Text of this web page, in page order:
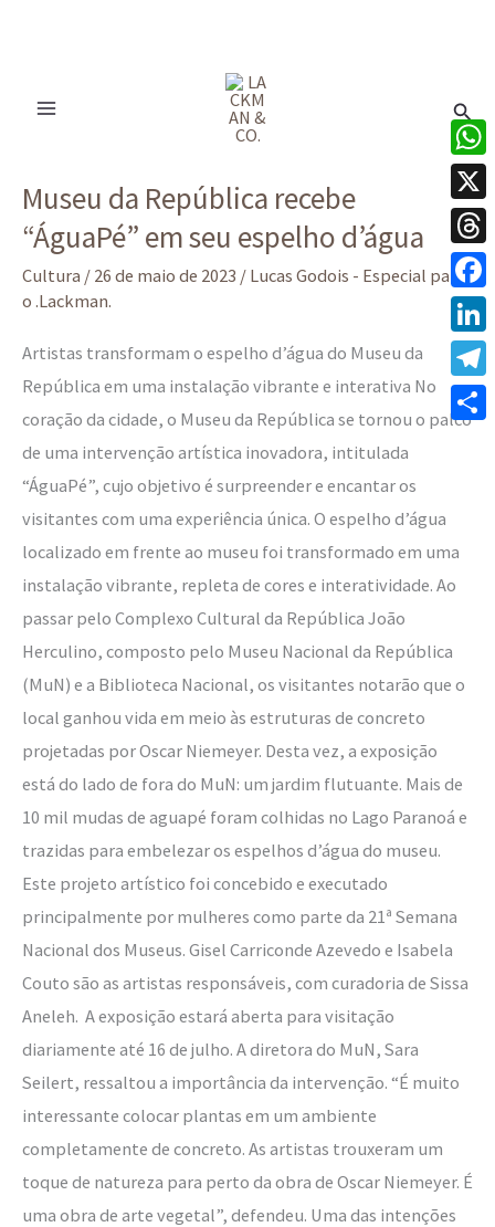
Museu da República recebe
“ÁguaPé” em seu espelho d’água
Cultura / 26 de maio de 2023 / Lucas Godois - Especial para
o .Lackman.
Artistas transformam o espelho d’água do Museu da
República em uma instalação vibrante e interativa No
coração da cidade, o Museu da República se tornou o palco
de uma intervenção artística inovadora, intitulada
“ÁguaPé”, cujo objetivo é surpreender e encantar os
visitantes com uma experiência única. O espelho d’água
localizado em frente ao museu foi transformado em uma
instalação vibrante, repleta de cores e interatividade. Ao
passar pelo Complexo Cultural da República João
Herculino, composto pelo Museu Nacional da República
(MuN) e a Biblioteca Nacional, os visitantes notarão que o
local ganhou vida em meio às estruturas de concreto
projetadas por Oscar Niemeyer. Desta vez, a exposição
está do lado de fora do MuN: um jardim flutuante. Mais de
10 mil mudas de aguapé foram colhidas no Lago Paranoá e
trazidas para embelezar os espelhos d’água do museu.
Este projeto artístico foi concebido e executado
principalmente por mulheres como parte da 21ª Semana
Nacional dos Museus. Gisel Carriconde Azevedo e Isabela
Couto são as artistas responsáveis, com curadoria de Sissa
Aneleh. A exposição estará aberta para visitação
diariamente até 16 de julho. A diretora do MuN, Sara
Seilert, ressaltou a importância da intervenção. “É muito
interessante colocar plantas em um ambiente
completamente de concreto. As artistas trouxeram um
toque de natureza para perto da obra de Oscar Niemeyer. É
uma obra de arte vegetal”, defendeu. Uma das intenções
da
República
recebe
“ÁguaPé”
seu
espelho
d’água
X